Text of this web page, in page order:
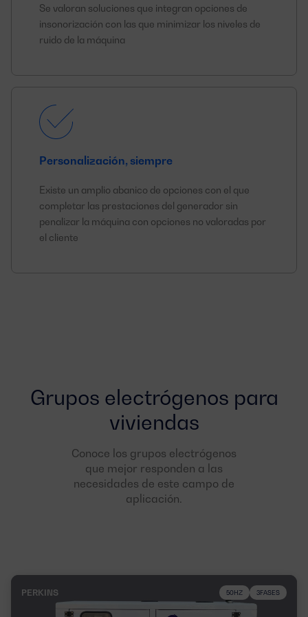
Se valoran soluciones que integran opciones de
insonorización con las que minimizar los niveles de
ruido de la máquina
Personalización, siempre
Existe un amplio abanico de opciones con el que
completar las prestaciones del generador sin
penalizar la máquina con opciones no valoradas por
el cliente
Grupos electrógenos para
viviendas
Conoce los grupos electrógenos
que mejor responden a las
necesidades de este campo de
aplicación.
PERKINS 50HZ 3FASES